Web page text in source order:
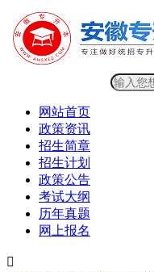
网站首页
政策资讯
招生简章
招生计划
政策公告
考试大纲
历年真题
网上报名
